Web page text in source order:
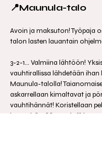
📍Maunula-talo
Avoin ja maksuton! Työpaja
talon lasten lauantain
3-2-1... Valmiina lähtöön!
vauhtirallissa lähdetään ihan
Maunula-talolla!
askarrellaan kimaltavat ja
vauhtihännät! Koristellaan
huopahäntään vauhdikkaat